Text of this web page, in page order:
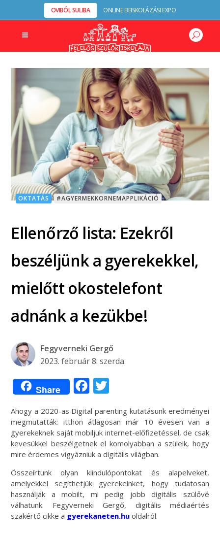
OVIBÓL SULIBA ONLINE BEISKOLÁZÁSI EXPO
OKTATÁS #AGYERMEKKORNEMAPPLIKÁCIÓ
Ellenőrző lista: Ezekről
beszéljünk a gyerekekkel,
mielőtt okostelefont
adnánk a kezükbe!
Fegyverneki Gergő
2023. február 8. szerda
Share Facebook
Ahogy a 2020-as Digital parenting kutatásunk eredményei
megmutatták: itthon átlagosan már 10 évesen van a
gyerekeknek saját mobiljuk internet-előfizetéssel, de csak
kevesükkel beszélgetnek el komolyabban a szüleik, hogy
mire érdemes vigyázniuk a digitális világban.
Összeírtunk olyan kiindulópontokat és alapelveket,
amelyekkel segíthetjük gyerekeinket, hogy tudatosan
használják a mobilt, mi pedig jobb digitális szülővé
válhatunk. Fegyverneki Gergő, digitális médiaértés
szakértő cikke a gyerekaneten.hu oldalról.